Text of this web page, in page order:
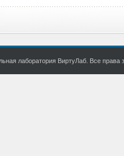
лаборатория ВиртуЛаб. Все